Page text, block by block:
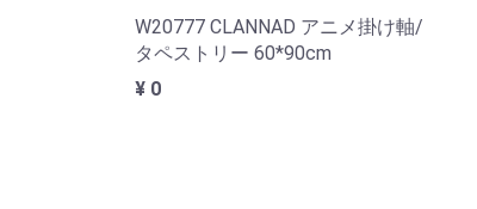
W20777 CLANNAD アニメ掛け軸/
タペストリー 60*90cm
¥ 0